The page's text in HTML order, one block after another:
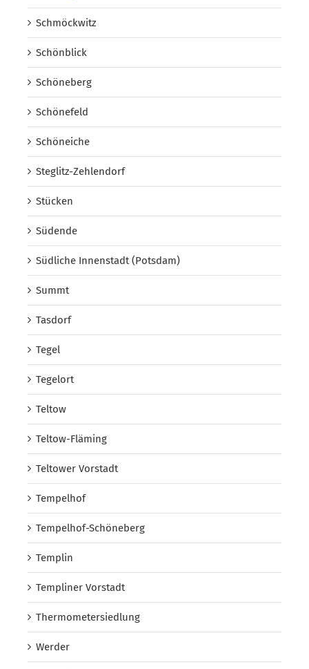
Schmöckwitz
Schönblick
Schöneberg
Schönefeld
Schöneiche
Steglitz-Zehlendorf
Stücken
Südende
Südliche Innenstadt (Potsdam)
Summt
Tasdorf
Tegel
Tegelort
Teltow
Teltow-Fläming
Teltower Vorstadt
Tempelhof
Tempelhof-Schöneberg
Templin
Templiner Vorstadt
Thermometersiedlung
Werder